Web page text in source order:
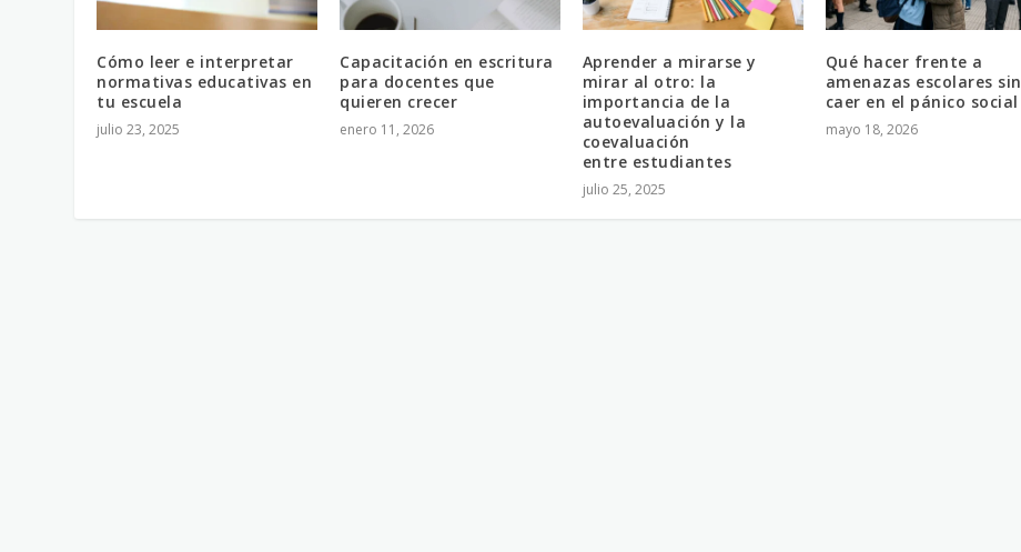
Cómo leer e interpretar
normativas educativas en
tu escuela
julio 23, 2025
Capacitación en escritura
para docentes que
quieren crecer
enero 11, 2026
Aprender a mirarse y
mirar al otro: la
importancia de la
autoevaluación y la
coevaluación
entre estudiantes
julio 25, 2025
Qué hacer frente a
amenazas escolares sin
caer en el pánico social
mayo 18, 2026